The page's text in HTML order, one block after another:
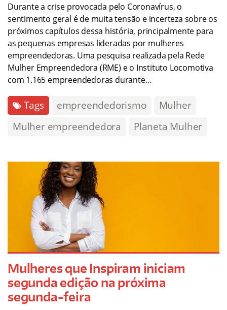
Durante a crise provocada pelo Coronavírus, o
sentimento geral é de muita tensão e incerteza sobre os
próximos capítulos dessa história, principalmente para
as pequenas empresas lideradas por mulheres
empreendedoras. Uma pesquisa realizada pela Rede
Mulher Empreendedora (RME) e o Instituto Locomotiva
com 1.165 empreendedoras durante…
Tags empreendedorismo
Mulher
Mulher empreendedora
Planeta Mulher
Mulheres que Inspiram iniciam
segunda edição na próxima
segunda-feira